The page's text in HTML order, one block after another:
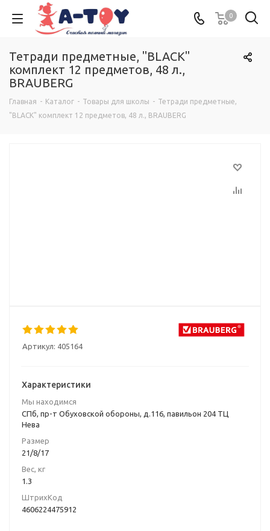
0
Тетради предметные, "BLACK"
комплект 12 предметов, 48 л.,
BRAUBERG
Главная - Каталог - Товары для школы - Тетради предметные,
"BLACK" комплект 12 предметов, 48 л., BRAUBERG
Артикул: 405164
Характеристики
Мы находимся
СПб, пр-т Обуховской обороны, д.116, павильон 204 ТЦ
Нева
Размер
21/8/17
Вес, кг
1.3
ШтрихКод
4606224475912